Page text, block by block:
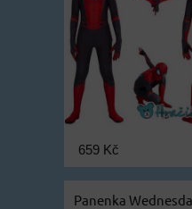
659 Kč
Panenka